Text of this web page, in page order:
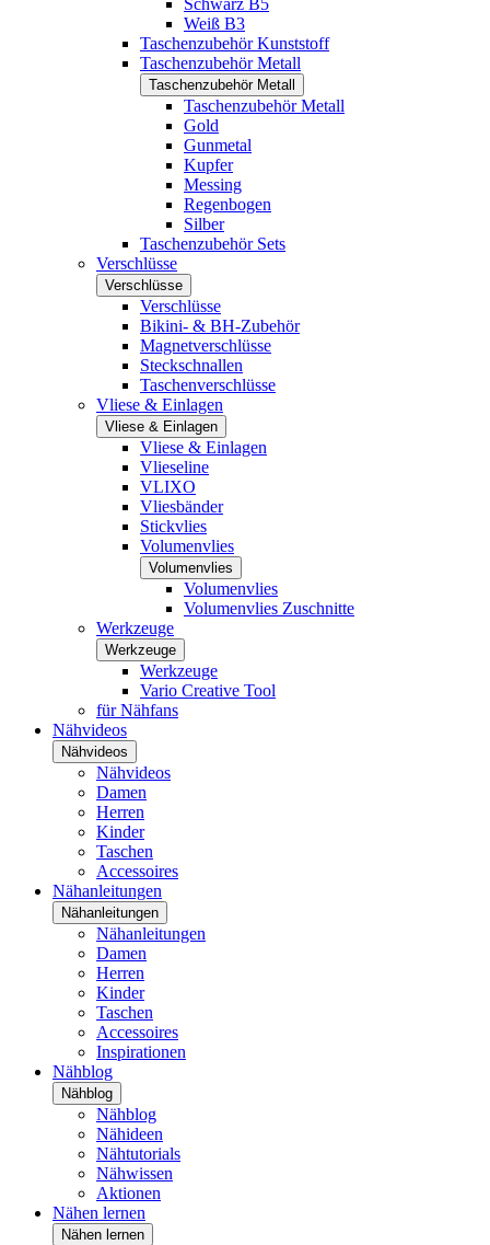
Schwarz B5
Weiß B3
Taschenzubehör Kunststoff
Taschenzubehör Metall
Taschenzubehör Metall
Taschenzubehör Metall
Gold
Gunmetal
Kupfer
Messing
Regenbogen
Silber
Taschenzubehör Sets
Verschlüsse
Verschlüsse
Verschlüsse
Bikini- & BH-Zubehör
Magnetverschlüsse
Steckschnallen
Taschenverschlüsse
Vliese & Einlagen
Vliese & Einlagen
Vliese & Einlagen
Vlieseline
VLIXO
Vliesbänder
Stickvlies
Volumenvlies
Volumenvlies
Volumenvlies
Volumenvlies Zuschnitte
Werkzeuge
Werkzeuge
Werkzeuge
Vario Creative Tool
für Nähfans
Nähvideos
Nähvideos
Nähvideos
Damen
Herren
Kinder
Taschen
Accessoires
Nähanleitungen
Nähanleitungen
Nähanleitungen
Damen
Herren
Kinder
Taschen
Accessoires
Inspirationen
Nähblog
Nähblog
Nähblog
Nähideen
Nähtutorials
Nähwissen
Aktionen
Nähen lernen
Nähen lernen